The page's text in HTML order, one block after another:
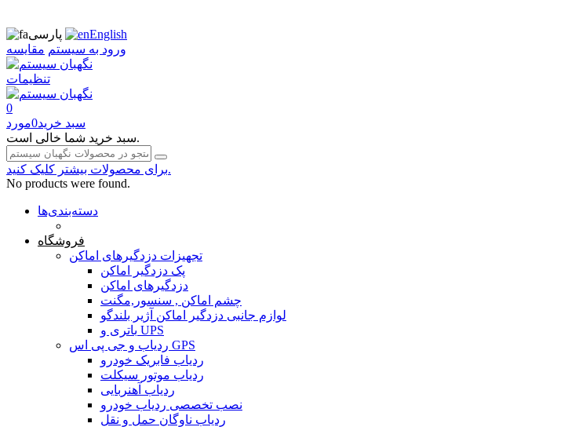
پارسی
English
ورود به سیستم مقایسه
تنظیمات
0
سبد خرید0مورد
سبد خرید شما خالی است.
برای محصولات بیشتر کلیک کنید.
No products were found.
دسته‌بندی‌ها
فروشگاه
تجهیزات دزدگیرهای اماکن
پک دزدگیر اماکن
دزدگیرهای اماکن
چشم اماکن , سنسور,مگنت
لوازم جانبی دزدگیر اماکن آژیر بلندگو
باتری و UPS
ردیاب و جی پی اس GPS
ردیاب فابریک خودرو
ردیاب موتور سیکلت
ردیاب آهنربایی
نصب تخصصی ردیاب خودرو
ردیاب ناوگان حمل و نقل